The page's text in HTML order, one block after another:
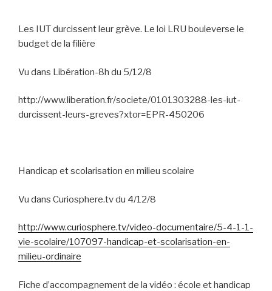
Les IUT durcissent leur grève. Le loi LRU bouleverse le
budget de la filière
Vu dans Libération-8h du 5/12/8
http://www.liberation.fr/societe/0101303288-les-iut-
durcissent-leurs-greves?xtor=EPR-450206
Handicap et scolarisation en milieu scolaire
Vu dans Curiosphere.tv du 4/12/8
http://www.curiosphere.tv/video-documentaire/5-4-1-1-
vie-scolaire/107097-handicap-et-scolarisation-en-
milieu-ordinaire
Fiche d’accompagnement de la vidéo : école et handicap